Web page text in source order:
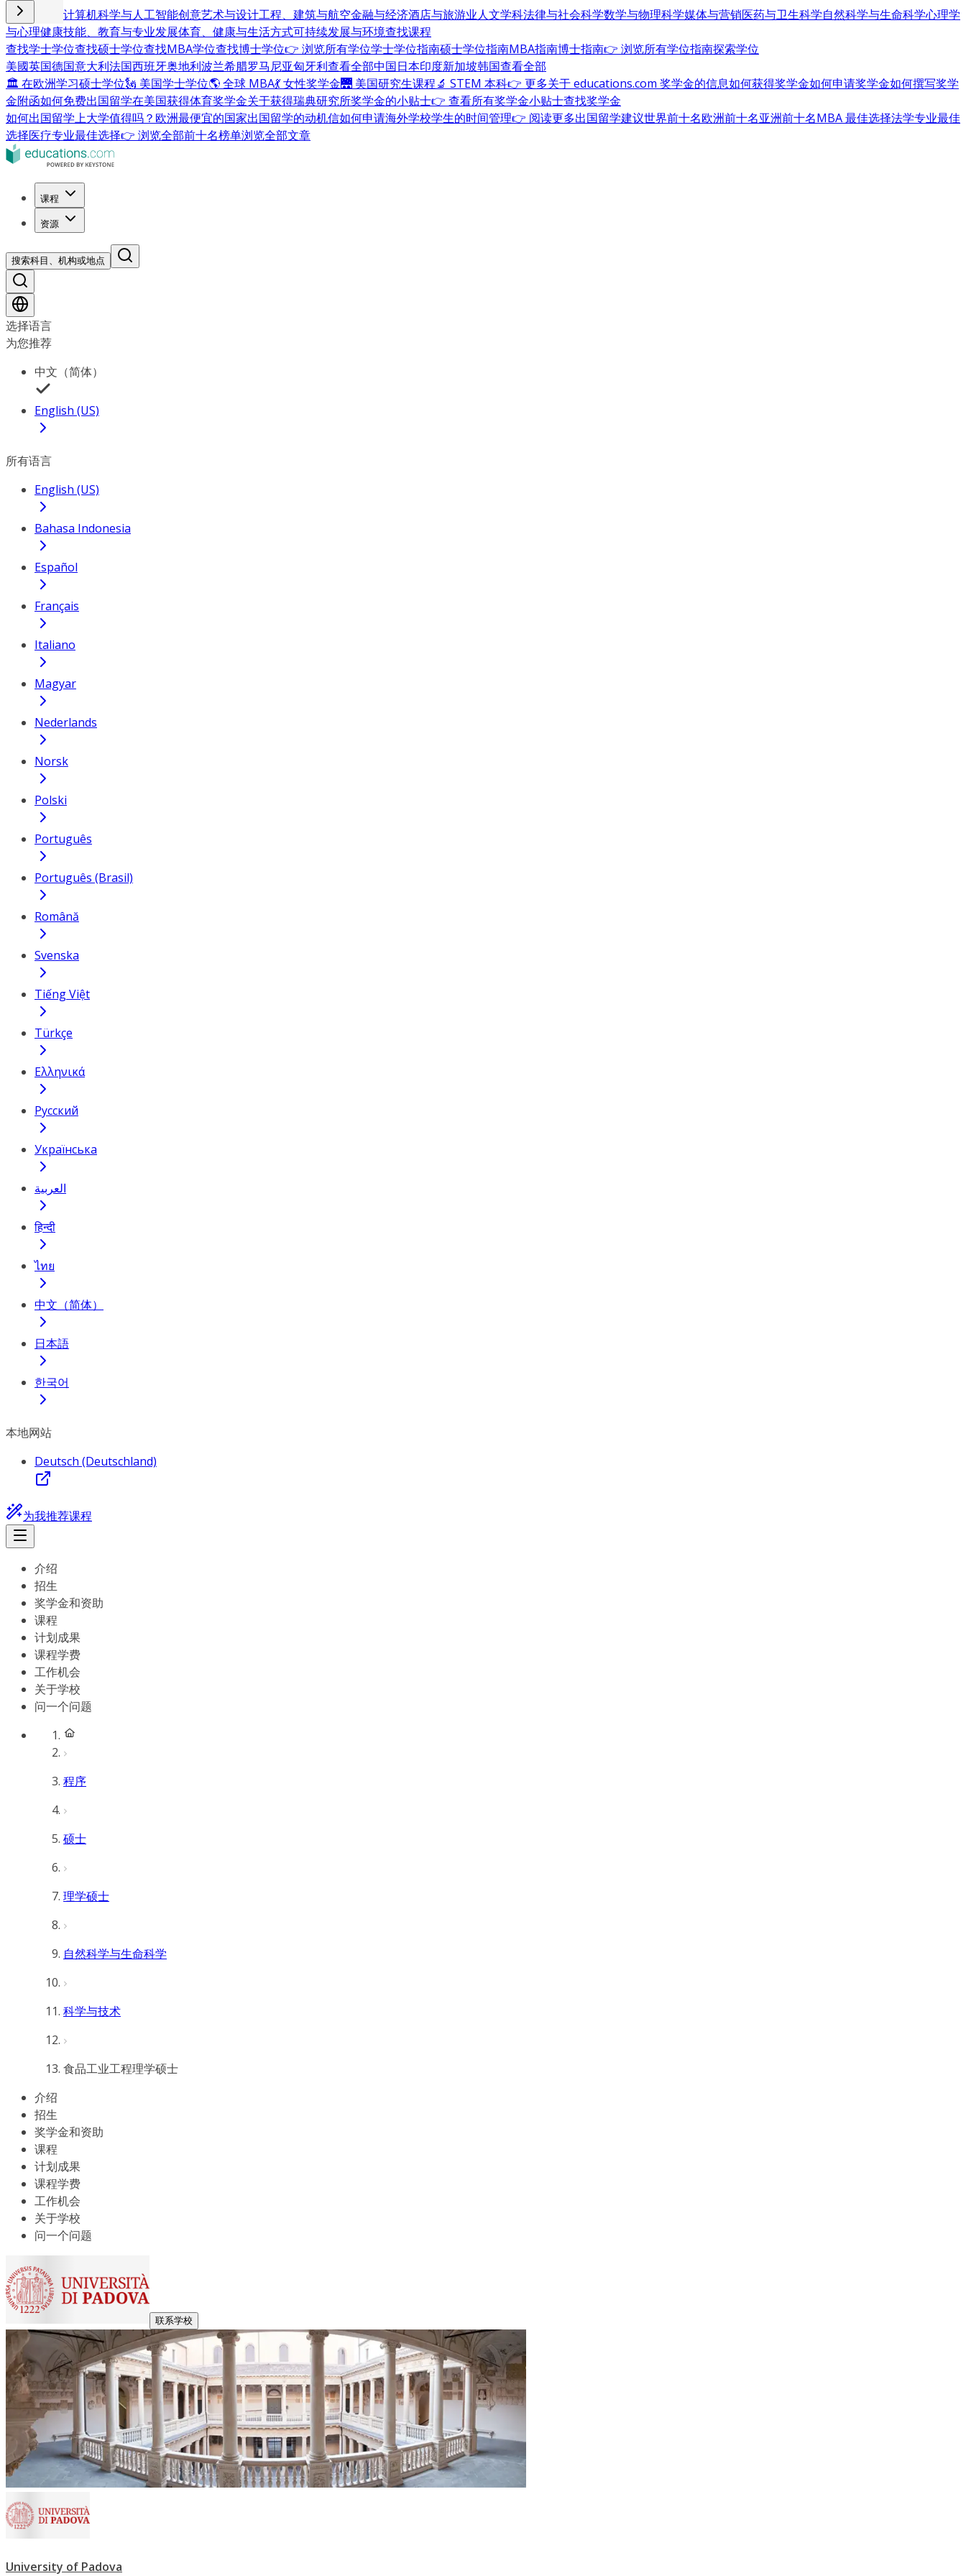
商业与管理 计算机科学与人工智能创意艺术与设计工程、建筑与航空金融与经济酒店与旅游业人文学科法律与社会科学数学与物理科学媒体与营销医药与卫生科学自然科学与生命科学心理学
与心理健康技能、教育与专业发展体育、健康与生活方式可持续发展与环境查找课程
查找学士学位查找硕士学位查找MBA学位查找博士学位👉 浏览所有学位学士学位指南硕士学位指南MBA指南博士指南👉 浏览所有学位指南探索学位
美國英国德国意大利法国西班牙奥地利波兰希腊罗马尼亚匈牙利查看全部中国日本印度新加坡韩国查看全部
🏛 在欧洲学习硕士学位🗽 美国学士学位🌎 全球 MBA💃 女性奖学金🌉 美国研究生课程🔬 STEM 本科👉 更多关于 educations.com 奖学金的信息如何获得奖学金如何申请奖学金如何撰写奖学
金附函如何免费出国留学在美国获得体育奖学金关于获得瑞典研究所奖学金的小贴士👉 查看所有奖学金小贴士查找奖学金
如何出国留学上大学值得吗？ 欧洲最便宜的国家出国留学的动机信如何申请海外学校学生的时间管理👉 阅读更多出国留学建议世界前十名欧洲前十名亚洲前十名MBA 最佳选择法学专业最佳
选择医疗专业最佳选择👉 浏览全部前十名榜单浏览全部文章
课程
资源
搜索科目、机构或地点
选择语言
为您推荐
中文（简体）
English (US)
所有语言
English (US)
Bahasa Indonesia
Español
Français
Italiano
Magyar
Nederlands
Norsk
Polski
Português
Português (Brasil)
Română
Svenska
Tiếng Việt
Türkçe
Ελληνικά
Русский
Українська
العربية
हिन्दी
ไทย
中文（简体）
日本語
한국어
本地网站
Deutsch (Deutschland)
为我推荐课程
介绍
招生
奖学金和资助
课程
计划成果
课程学费
工作机会
关于学校
问一个问题
程序
硕士
理学硕士
自然科学与生命科学
科学与技术
食品工业工程理学硕士
介绍
招生
奖学金和资助
课程
计划成果
课程学费
工作机会
关于学校
问一个问题
联系学校
University of Padova